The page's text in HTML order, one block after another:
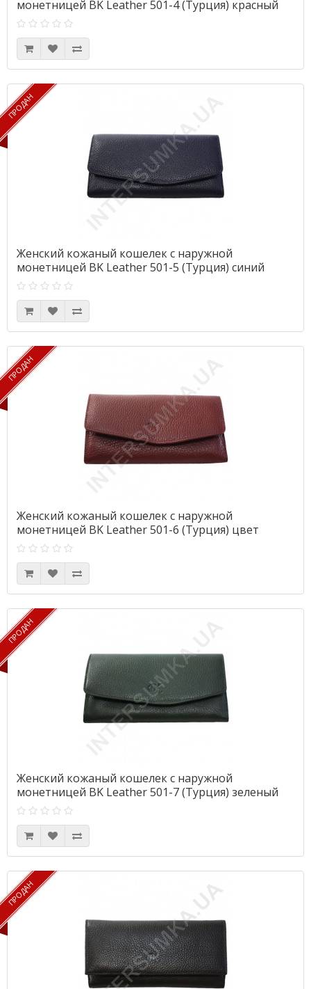
монетницей BK Leather 501-4 (Турция) красный
флотар
ПРОДАН
ПРОДАН
Женский кожаный кошелек с наружной
монетницей BK Leather 501-5 (Турция) синий
флотар
ПРОДАН
ПРОДАН
Женский кожаный кошелек с наружной
монетницей BK Leather 501-6 (Турция) цвет
марсала флотар
ПРОДАН
ПРОДАН
Женский кожаный кошелек с наружной
монетницей BK Leather 501-7 (Турция) зеленый
флотар
ПРОДАН
ПРОДАН